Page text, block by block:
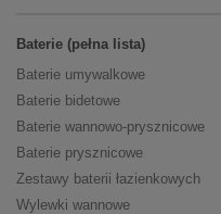
Baterie (pełna lista)
Baterie umywalkowe
Baterie bidetowe
Baterie wannowo-prysznicowe
Baterie prysznicowe
Zestawy baterii łazienkowych
Wylewki wannowe